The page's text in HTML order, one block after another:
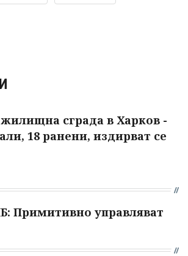
сграда в Харков -
18 ранени, издирват се
Примитивно управляват